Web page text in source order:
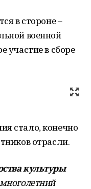
в стороне –
военной
участие в сборе
стало, конечно
отрасли.
культуры